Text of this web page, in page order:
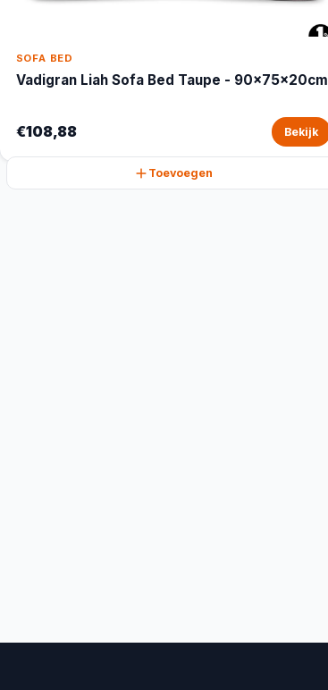
SOFA BED
Vadigran Liah Sofa Bed Taupe - 90x75x20cm
€108,88 Bekijk
Toevoegen